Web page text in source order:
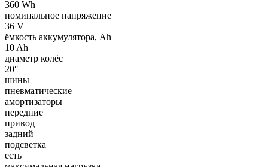
360 Wh
номинальное напряжение
36 V
ёмкость аккумулятора, Ah
10 Ah
диаметр колёс
20″
шины
пневматические
амортизаторы
передние
привод
задний
подсветка
есть